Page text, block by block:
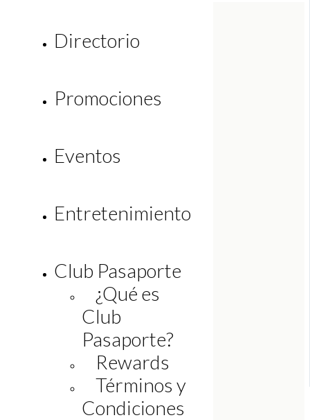
Directorio
Promociones
Eventos
Entretenimiento
Club Pasaporte
¿Qué es
Club
Pasaporte?
Rewards
Términos y
Condiciones
Legal
Bolsa de trabajo